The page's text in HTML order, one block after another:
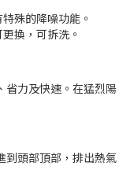
殊的降噪功能。
換，可拆洗。
省力及快速。在猛烈陽
到頭部頂部，排出熱氣